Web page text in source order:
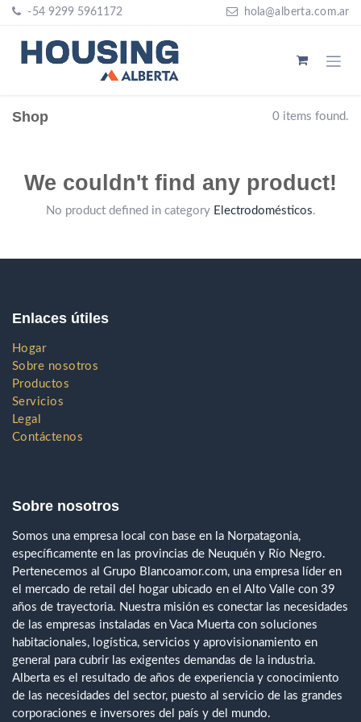
Ir al contenido
-54 9299 5961172 hola@alberta.com.ar
Shop 0 items found.
We couldn't find any product!
No product defined in category Electrodomésticos.
Enlaces útiles
Hogar
Sobre nosotros
Productos
Servicios
Legal
Contáctenos
Sobre nosotros
Somos una empresa local con base en la Norpatagonia,
específicamente en las provincias de Neuquén y Río Negro.
Pertenecemos al Grupo Blancoamor.com, una empresa líder en
el mercado de retail del hogar ubicado en el Alto Valle con 39
años de trayectoria. Nuestra misión es conectar las necesidades
de las empresas instaladas en Vaca Muerta con soluciones
habitacionales, logística, servicios y aprovisionamiento en
general para cubrir las exigentes demandas de la industria.
Alberta es el resultado de años de experiencia y conocimiento
de las necesidades del sector, puesto al servicio de las grandes
corporaciones e inversores del país y del mundo.